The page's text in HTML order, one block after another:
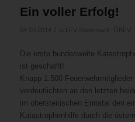
Ein voller Erfolg!
Die erste bundesweite
ist geschafft!
Knapp 1.500
verdeutlichten an den letzten
im obersteirischen Ennstal den
Katastrophenhilfe durch die